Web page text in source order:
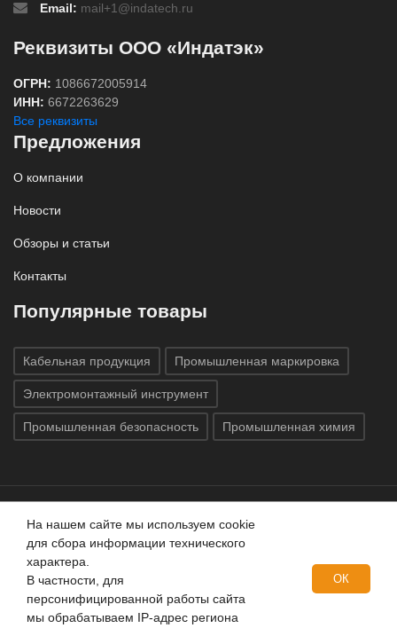
Email: mail+1@indatech.ru
Реквизиты ООО «Индатэк»
ОГРН: 1086672005914
ИНН: 6672263629
Все реквизиты
Предложения
О компании
Новости
Обзоры и статьи
Контакты
Популярные товары
Кабельная продукция Промышленная маркировка
Электромонтажный инструмент
Промышленная безопасность Промышленная химия
Все права защищены © 2020 ГК «Индатэк»
защищены.Использование материалов с сайта запрещено.
Данный сайт не является публичной офертой, определяемой
положениями статей 437 (2) ГК РФ.
На нашем сайте мы используем cookie
для сбора информации технического
характера.
В частности, для
персонифицированной работы сайта
мы обрабатываем IP-адрес региона
ОК